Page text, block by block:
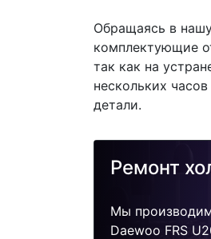
Обращаясь в
комплектующие
так как на
нескольких
детали.
Ремонт
Мы
Daewoo FRS